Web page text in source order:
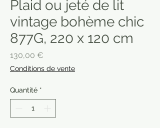
Plaid ou jeté de lit
vintage bohème chic
877G, 220 x 120 cm
130,00 €
Conditions de vente
Quantité *